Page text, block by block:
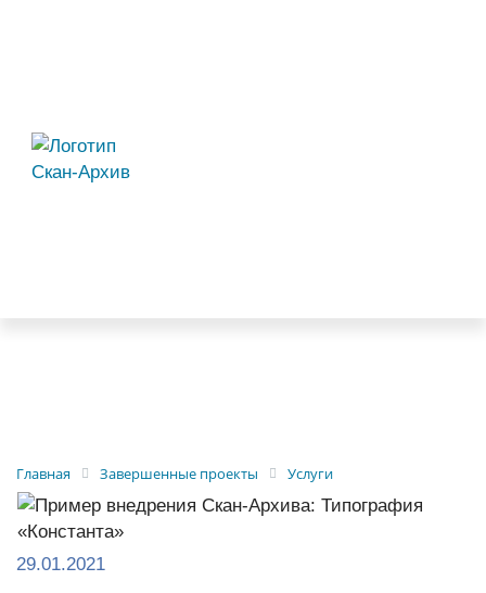
Главная Завершенные проекты Услуги
29.01.2021